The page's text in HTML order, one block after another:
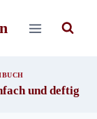
und deftig